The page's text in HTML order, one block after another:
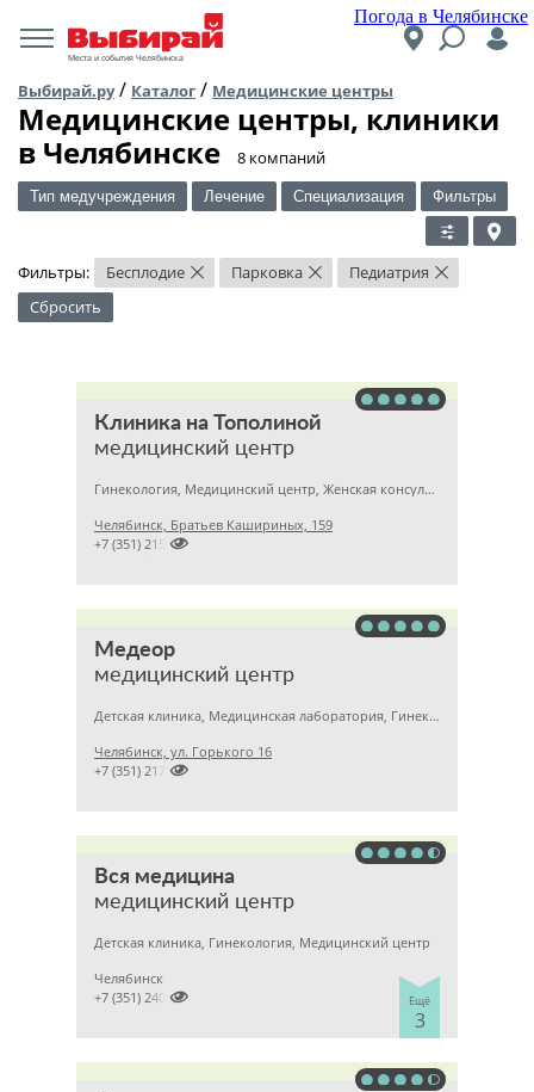
Погода в Челябинске
Места и события Челябинска
Выбирай.ру/ Каталог / Медицинские центры
Медицинские центры, клиники
в Челябинске
​8 компаний
Тип медучреждения Лечение Специализация Фильтры
Фильтры: Бесплодие × Парковка × Педиатрия ×
Сбросить
Клиника на Тополиной
медицинский центр
Гинекология, Медицинский центр, Женская консультация
Челябинск, Братьев Кашириных, 159

+7 (351) 2150573
Медеор
медицинский центр
Детская клиника, Медицинская лаборатория, Гинекология
Челябинск, ул. Горького 16

+7 (351) 2172376
Вся медицина
медицинский центр
Детская клиника, Гинекология, Медицинский центр
Ещё
3
Челябинск

+7 (351) 2400303